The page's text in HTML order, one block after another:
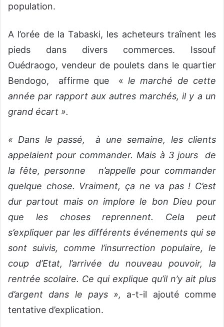
population.
A l’orée de la Tabaski, les acheteurs traînent les
pieds dans divers commerces. Issouf
Ouédraogo, vendeur de poulets dans le quartier
Bendogo, affirme que « le marché de cette
année par rapport aux autres marchés, il y a un
grand écart ».
« Dans le passé, à une semaine, les clients
appelaient pour commander. Mais à 3 jours de
la fête, personne n’appelle pour commander
quelque chose. Vraiment, ça ne va pas ! C’est
dur partout mais on implore le bon Dieu pour
que les choses reprennent. Cela peut
s’expliquer par les différents événements qui se
sont suivis, comme l’insurrection populaire, le
coup d’Etat, l’arrivée du nouveau pouvoir, la
rentrée scolaire. Ce qui explique qu’il n’y ait plus
d’argent dans le pays », a-t-il ajouté comme
tentative d’explication.